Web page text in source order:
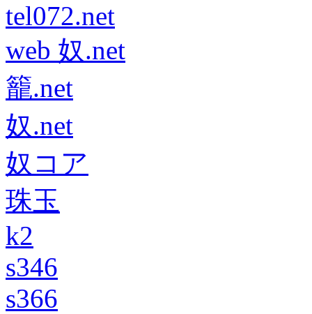
tel072.net
web 奴.net
籠.net
奴.net
奴コア
珠玉
k2
s346
s366